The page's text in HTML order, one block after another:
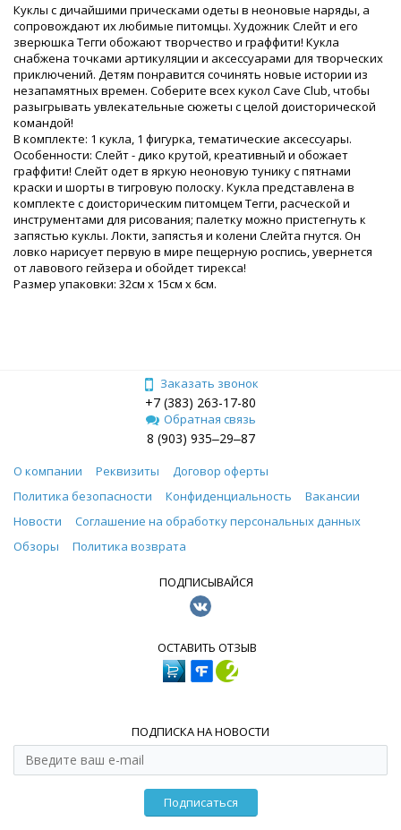
Куклы с дичайшими прическами одеты в неоновые наряды, а
сопровождают их любимые питомцы. Художник Слейт и его
зверюшка Тегги обожают творчество и граффити! Кукла
снабжена точками артикуляции и аксессуарами для творческих
приключений. Детям понравится сочинять новые истории из
незапамятных времен. Соберите всех кукол Cave Club, чтобы
разыгрывать увлекательные сюжеты с целой доисторической
командой!
В комплекте: 1 кукла, 1 фигурка, тематические аксессуары.
Особенности: Слейт - дико крутой, креативный и обожает
граффити! Слейт одет в яркую неоновую тунику с пятнами
краски и шорты в тигровую полоску. Кукла представлена в
комплекте с доисторическим питомцем Тегги, расческой и
инструментами для рисования; палетку можно пристегнуть к
запястью куклы. Локти, запястья и колени Слейта гнутся. Он
ловко нарисует первую в мире пещерную роспись, увернется
от лавового гейзера и обойдет тирекса!
Размер упаковки: 32см x 15см x 6см.
Заказать звонок
+7 (383) 263-17-80
Обратная связь
8 (903) 935‒29‒87
О компании Реквизиты
Договор оферты
Политика безопасности
Конфиденциальность
Вакансии
Новости
Соглашение на обработку персональных данных
Обзоры
Политика возврата
ПОДПИСЫВАЙСЯ
ОСТАВИТЬ ОТЗЫВ
ПОДПИСКА НА НОВОСТИ
Подписаться